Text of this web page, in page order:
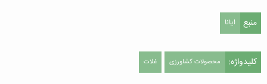
منبع ایانا
کلیدواژه: محصولات کشاورزی غلات